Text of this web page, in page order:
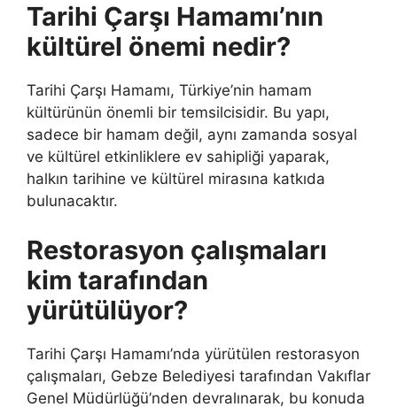
Tarihi Çarşı Hamamı’nın
kültürel önemi nedir?
Tarihi Çarşı Hamamı, Türkiye’nin hamam
kültürünün önemli bir temsilcisidir. Bu yapı,
sadece bir hamam değil, aynı zamanda sosyal
ve kültürel etkinliklere ev sahipliği yaparak,
halkın tarihine ve kültürel mirasına katkıda
bulunacaktır.
Restorasyon çalışmaları
kim tarafından
yürütülüyor?
Tarihi Çarşı Hamamı’nda yürütülen restorasyon
çalışmaları, Gebze Belediyesi tarafından Vakıflar
Genel Müdürlüğü’nden devralınarak, bu konuda